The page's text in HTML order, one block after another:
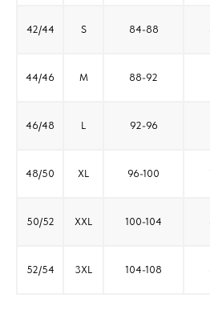
42/44 S 84-88
44/46 M 88-92
46/48 L 92-96
48/50 XL 96-100
50/52 XXL 100-104
52/54 3XL 104-108